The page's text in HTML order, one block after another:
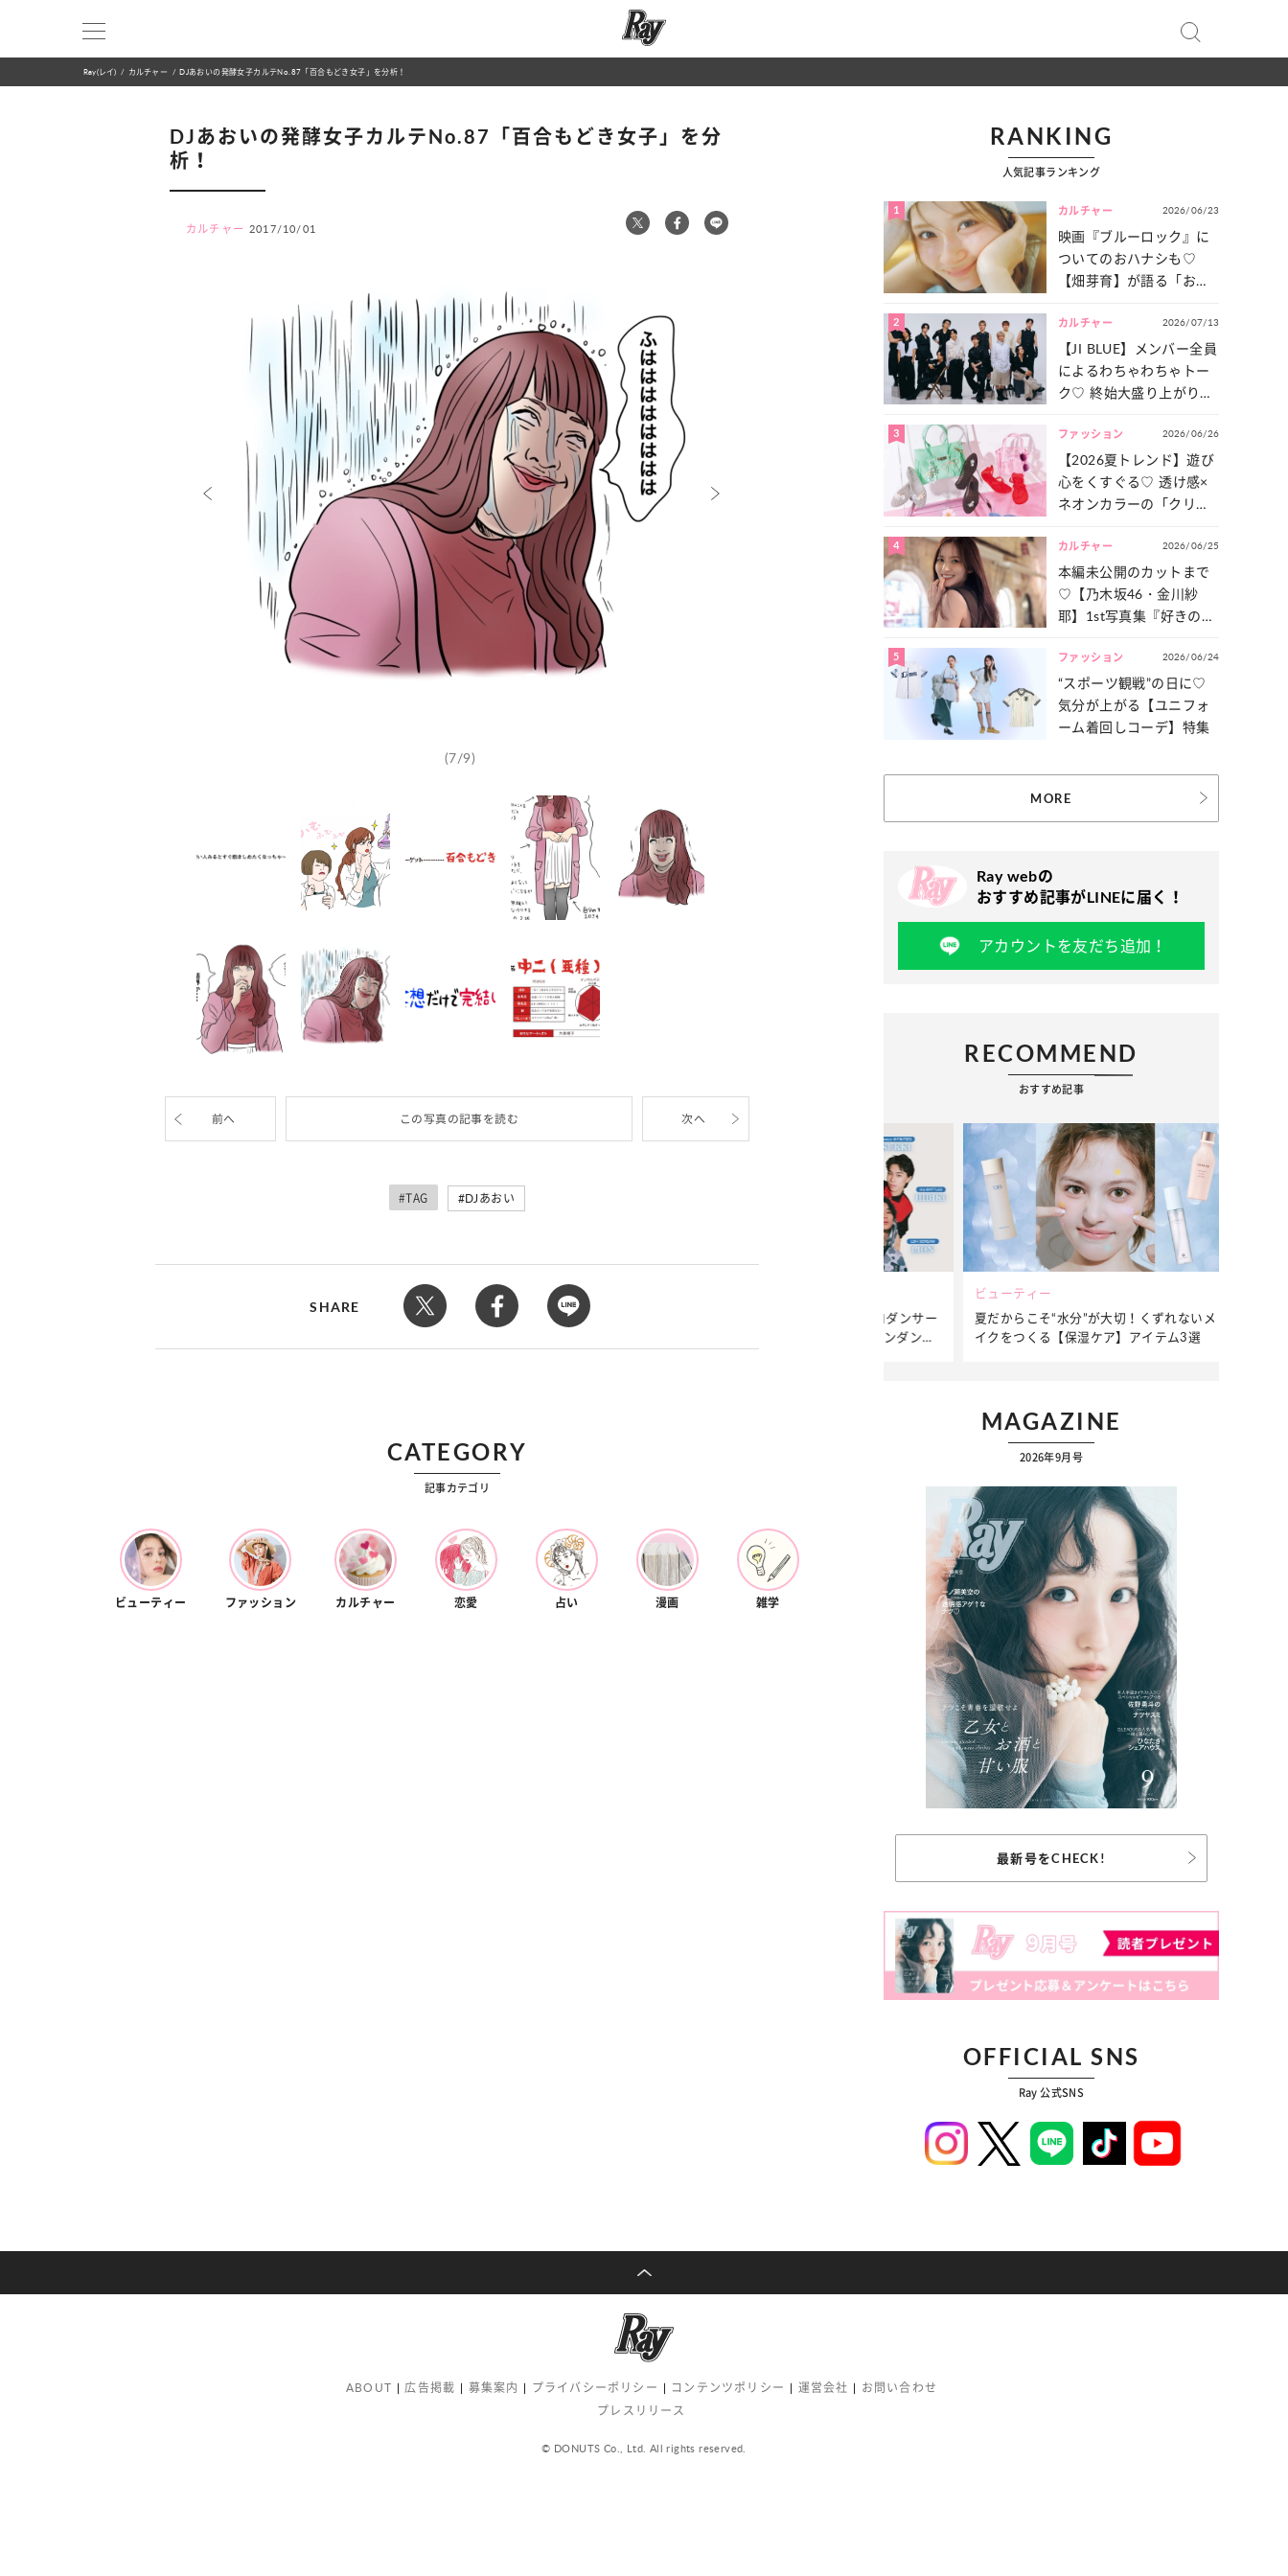
Ray(レイ) カルチャー DJあおいの発酵女子カルテNo.87「百合もどき女子」を分析！
DJあおいの発酵女子カルテNo.87「百合もどき女子」を分
析！
カルチャー 2017/10/01
(7/9)
前へ この写真の記事を読む 次へ
#TAG DJあおい
SHARE
RANKING
人気記事ランキング
1 カルチャー 2026/06/23
映画『ブルーロック』に
ついてのおハナシも♡
【畑芽育】が語る「お仕
は？
2 カルチャー 2026/07/13
【JI BLUE】メンバー全員
によるわちゃわちゃトー
ク♡ 終始大盛り上がりだ
一気見せ！
3 ファッション 2026/06/26
【2026夏トレンド】遊び
心をくすぐる♡ 透け感×
ネオンカラーの「クリア
4 カルチャー 2026/06/25
本編未公開のカットまで
♡【乃木坂46・金川紗
耶】1st写真集『好きのグ
たっぷりとお届け！
5 ファッション 2026/06/24
“スポーツ観戦”の日に♡
気分が上がる【ユニフォ
ーム着回しコーデ】特集
MORE
Ray webの
おすすめ記事がLINEに届く！
アカウントを友だち追加！
RECOMMEND
おすすめ記事
“憧れワンピ”を着るきっかけに♡ おしゃ
占い
【12星座別】今月の恋愛運♡ 7月23日～
【Dリーグ】Ray世代注目のプロダンサー
集団♡ 各チームを彩る「イケメンダンサ
ビューティー
夏だからこそ“水分”が大切！くずれないメ
イクをつくる【保湿ケア】アイテム3選
簡単アレン
MAGAZINE
2026年9月号
最新号をCHECK!
OFFICIAL SNS
Ray 公式SNS
CATEGORY
記事カテゴリ
ビューティー ファッション カルチャー 恋愛 占い 漫画 雑学
ABOUT 広告掲載 募集案内 プライバシーポリシー コンテンツポリシー 運営会社
お問い合わせ
プレスリリース
© DONUTS Co., Ltd. All rights reserved.